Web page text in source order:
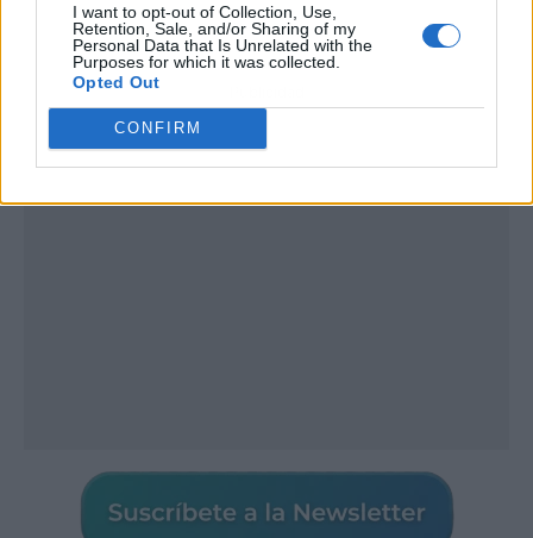
I want to opt-out of Collection, Use,
Retention, Sale, and/or Sharing of my
Personal Data that Is Unrelated with the
Purposes for which it was collected.
Opted Out
CONFIRM